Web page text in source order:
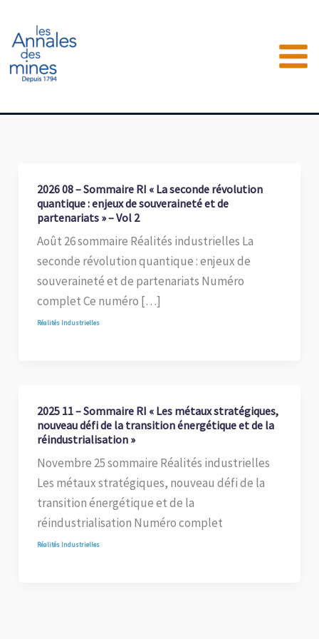
contenu
2026 08 – Sommaire RI « La seconde révolution
quantique : enjeux de souveraineté et de
partenariats » – Vol 2
Août 26 sommaire Réalités industrielles La
seconde révolution quantique : enjeux de
souveraineté et de partenariats Numéro
complet Ce numéro […]
Réalités Industrielles
2025 11 – Sommaire RI « Les métaux stratégiques,
nouveau défi de la transition énergétique et de la
réindustrialisation »
Novembre 25 sommaire Réalités industrielles
Les métaux stratégiques, nouveau défi de la
transition énergétique et de la
réindustrialisation Numéro complet
Réalités Industrielles